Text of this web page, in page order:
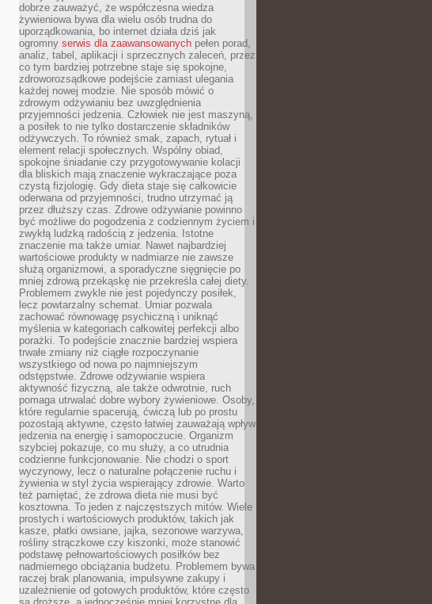
dobrze zauważyć, że współczesna wiedza
żywieniowa bywa dla wielu osób trudna do
uporządkowania, bo internet działa dziś jak
ogromny serwis dla zaawansowanych pełen porad,
analiz, tabel, aplikacji i sprzecznych zaleceń, przez
co tym bardziej potrzebne staje się spokojne,
zdroworozsądkowe podejście zamiast ulegania
każdej nowej modzie. Nie sposób mówić o
zdrowym odżywianiu bez uwzględnienia
przyjemności jedzenia. Człowiek nie jest maszyną,
a posiłek to nie tylko dostarczenie składników
odżywczych. To również smak, zapach, rytuał i
element relacji społecznych. Wspólny obiad,
spokojne śniadanie czy przygotowywanie kolacji
dla bliskich mają znaczenie wykraczające poza
czystą fizjologię. Gdy dieta staje się całkowicie
oderwana od przyjemności, trudno utrzymać ją
przez dłuższy czas. Zdrowe odżywianie powinno
być możliwe do pogodzenia z codziennym życiem i
zwykłą ludzką radością z jedzenia. Istotne
znaczenie ma także umiar. Nawet najbardziej
wartościowe produkty w nadmiarze nie zawsze
służą organizmowi, a sporadyczne sięgnięcie po
mniej zdrową przekąskę nie przekreśla całej diety.
Problemem zwykle nie jest pojedynczy posiłek,
lecz powtarzalny schemat. Umiar pozwala
zachować równowagę psychiczną i uniknąć
myślenia w kategoriach całkowitej perfekcji albo
porażki. To podejście znacznie bardziej wspiera
trwałe zmiany niż ciągłe rozpoczynanie
wszystkiego od nowa po najmniejszym
odstępstwie. Zdrowe odżywianie wspiera
aktywność fizyczną, ale także odwrotnie, ruch
pomaga utrwalać dobre wybory żywieniowe. Osoby,
które regularnie spacerują, ćwiczą lub po prostu
pozostają aktywne, często łatwiej zauważają wpływ
jedzenia na energię i samopoczucie. Organizm
szybciej pokazuje, co mu służy, a co utrudnia
codzienne funkcjonowanie. Nie chodzi o sport
wyczynowy, lecz o naturalne połączenie ruchu i
żywienia w styl życia wspierający zdrowie. Warto
też pamiętać, że zdrowa dieta nie musi być
kosztowna. To jeden z najczęstszych mitów. Wiele
prostych i wartościowych produktów, takich jak
kasze, płatki owsiane, jajka, sezonowe warzywa,
rośliny strączkowe czy kiszonki, może stanowić
podstawę pełnowartościowych posiłków bez
nadmiernego obciążania budżetu. Problemem bywa
raczej brak planowania, impulsywne zakupy i
uzależnienie od gotowych produktów, które często